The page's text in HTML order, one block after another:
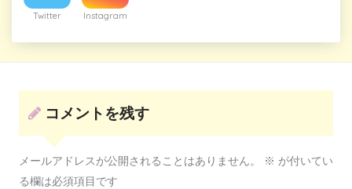
Twitter Instagram
コメントを残す
メールアドレスが公開されることはありません。 ※ が付いてい
る欄は必須項目です